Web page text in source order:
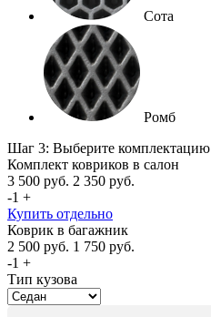
Сота
Ромб
Шаг 3: Выберите комплектацию
Комплект ковриков в салон
3 500 руб. 2 350 руб.
-1 +
Купить отдельно
Коврик в багажник
2 500 руб. 1 750 руб.
-1 +
Тип кузова